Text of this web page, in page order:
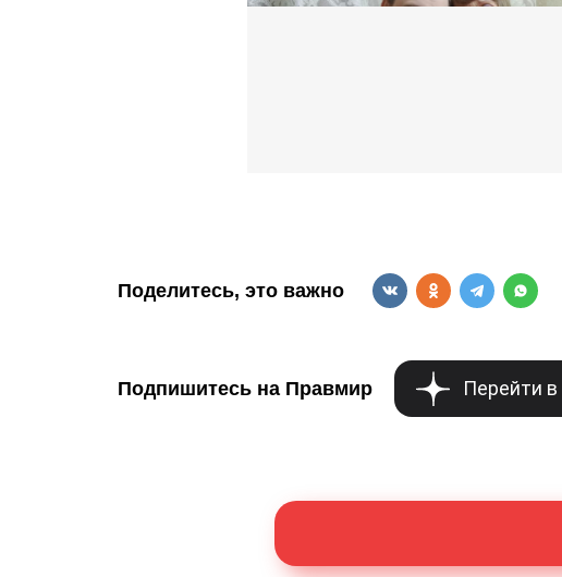
Поделитесь, это важно
Подпишитесь на Правмир Перейти в